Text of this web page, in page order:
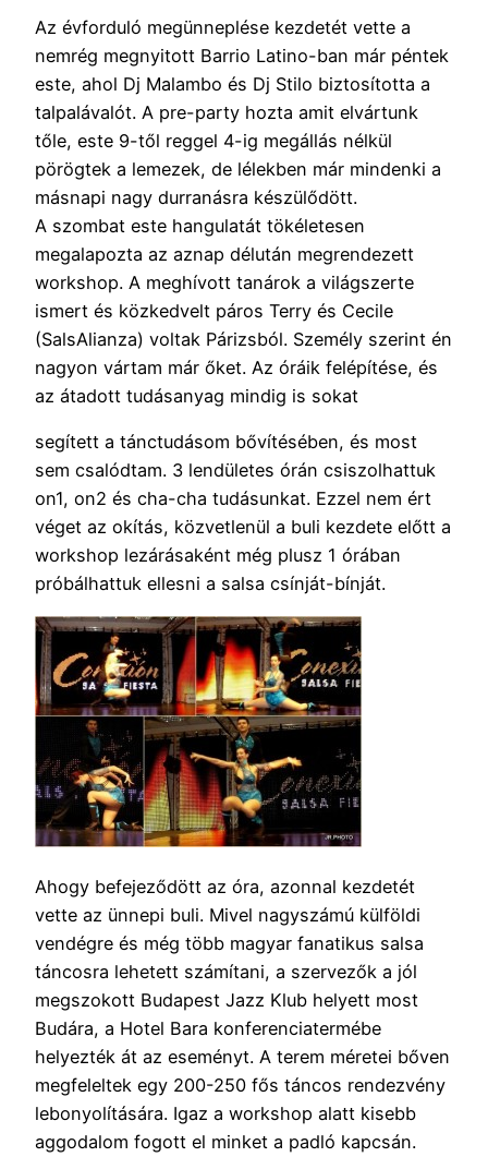
Az évforduló megünneplése kezdetét vette a
nemrég megnyitott Barrio Latino-ban már péntek
este, ahol Dj Malambo és Dj Stilo biztosította a
talpalávalót. A pre-party hozta amit elvártunk
tőle, este 9-től reggel 4-ig megállás nélkül
pörögtek a lemezek, de lélekben már mindenki a
másnapi nagy durranásra készülődött.
A szombat este hangulatát tökéletesen
megalapozta az aznap délután megrendezett
workshop. A meghívott tanárok a világszerte
ismert és közkedvelt páros Terry és Cecile
(SalsAlianza) voltak Párizsból. Személy szerint én
nagyon vártam már őket. Az óráik felépítése, és
az átadott tudásanyag mindig is sokat
segített a tánctudásom bővítésében, és most
sem csalódtam. 3 lendületes órán csiszolhattuk
on1, on2 és cha-cha tudásunkat. Ezzel nem ért
véget az okítás, közvetlenül a buli kezdete előtt a
workshop lezárásaként még plusz 1 órában
próbálhattuk ellesni a salsa csínját-bínját.
Ahogy befejeződött az óra, azonnal kezdetét
vette az ünnepi buli. Mivel nagyszámú külföldi
vendégre és még több magyar fanatikus salsa
táncosra lehetett számítani, a szervezők a jól
megszokott Budapest Jazz Klub helyett most
Budára, a Hotel Bara konferenciatermébe
helyezték át az eseményt. A terem méretei bőven
megfeleltek egy 200-250 fős táncos rendezvény
lebonyolítására. Igaz a workshop alatt kisebb
aggodalom fogott el minket a padló kapcsán.